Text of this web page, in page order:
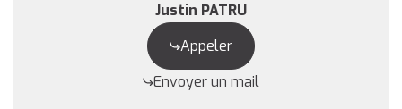
Justin PATRU
Appeler
Envoyer un mail